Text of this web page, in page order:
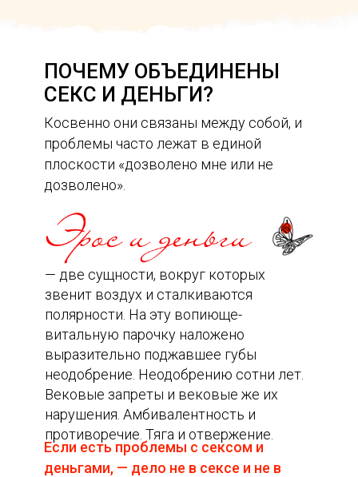
Косвенно они связаны между собой, и
проблемы часто лежат в единой
плоскости «дозволено мне или не
дозволено».
ПОЧЕМУ ОБЪЕДИНЕНЫ
СЕКС И ДЕНЬГИ?
— две сущности, вокруг которых
звенит воздух и сталкиваются
полярности. На эту вопиюще-
витальную парочку наложено
выразительно поджавшее губы
неодобрение. Неодобрению сотни лет.
Вековые запреты и вековые же их
нарушения. Амбивалентность и
противоречие. Тяга и отвержение.
Если есть проблемы с сексом и
деньгами, — дело не в сексе и не в